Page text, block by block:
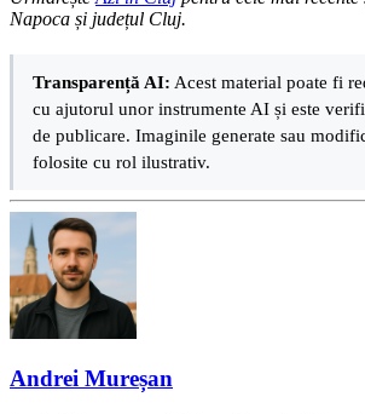
Napoca și județul Cluj.
Transparență AI: Acest material poate fi
cu ajutorul unor instrumente AI și este
de publicare. Imaginile generate sau
folosite cu rol ilustrativ.
Andrei Mureșan